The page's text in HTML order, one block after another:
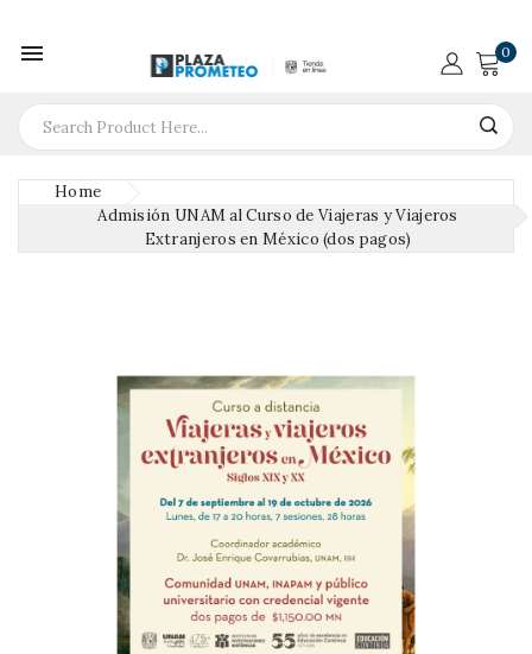
 0
Home
Admisión UNAM al Curso de Viajeras y Viajeros
Extranjeros en México (dos pagos)